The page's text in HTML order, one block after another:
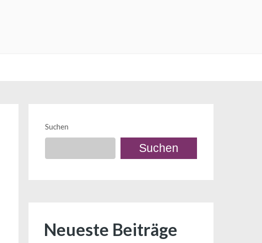
Suchen
Suchen
Neueste Beiträge